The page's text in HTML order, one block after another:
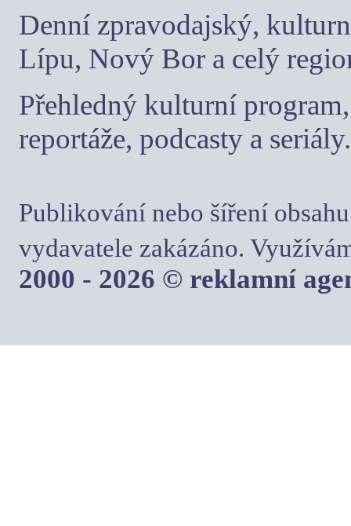
Denní zpravodajský,
Lípu, Nový Bor a celý
Přehledný kulturní
reportáže, podcasty a seriály.
Publikování nebo šíření
vydavatele zakázáno.
2000 - 2026 © reklamní